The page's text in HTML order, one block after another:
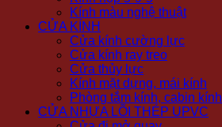
Kính màu nghệ thuật
CỬA KÍNH
Cửa kính cường lực
Cửa kính ray treo
Cửa thủy lực
Kính mặt dựng, mái kính
Phòng tắm kính, cabin kính
CỬA NHỰA LÕI THÉP UPVC